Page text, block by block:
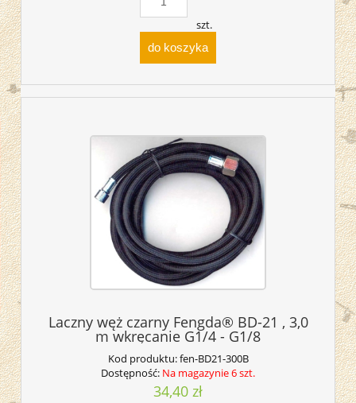
szt.
do koszyka
Laczny węż czarny Fengda® BD-21 , 3,0
m wkręcanie G1/4 - G1/8
Kod produktu:fen-BD21-300B
Dostępność: Na magazynie 6 szt.
34,40 zł